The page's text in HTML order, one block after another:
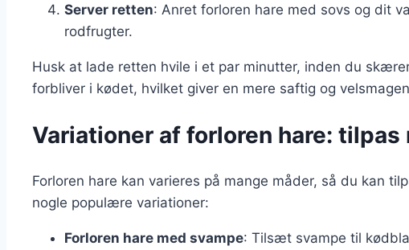
Server retten: Anret forloren hare med sovs og dit
rodfrugter.
Husk at lade retten hvile i et par minutter, inden du
forbliver i kødet, hvilket giver en mere saftig og
Variationer af forloren hare:
Forloren hare kan varieres på mange måder, så du kan
nogle populære variationer:
Forloren hare med svampe: Tilsæt svampe til